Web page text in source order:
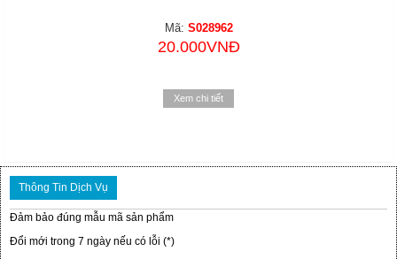
Mã: S028962
20.000VNĐ
Xem chi tiết
Thông Tin Dịch Vụ
Đảm bảo đúng mẫu mã sản phẩm
Đổi mới trong 7 ngày nếu có lỗi (*)